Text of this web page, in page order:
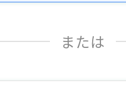
または